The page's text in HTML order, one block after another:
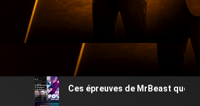
Ces épreuves de MrBeast que vous